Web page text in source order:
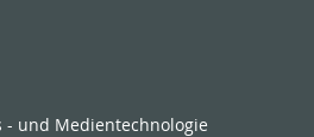
und Medientechnologie